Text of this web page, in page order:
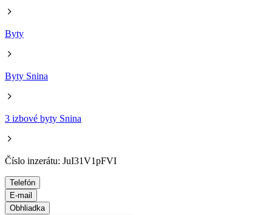
Byty
Byty Snina
3 izbové byty Snina
Číslo inzerátu: JuI31V1pFVI
Telefón
E-mail
Obhliadka